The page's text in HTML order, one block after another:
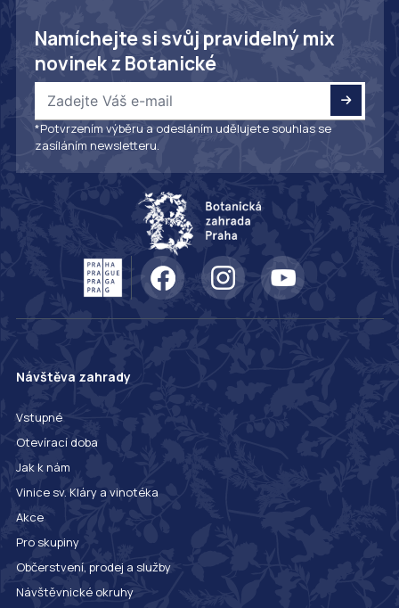
Namíchejte si svůj pravidelný mix
novinek z Botanické
*Potvrzením výběru a odesláním udělujete souhlas se
zasíláním newsletteru.
Návštěva zahrady
Vstupné
Otevírací doba
Jak k nám
Vinice sv. Kláry a vinotéka
Akce
Pro skupiny
Občerstvení, prodej a služby
Návštěvnické okruhy